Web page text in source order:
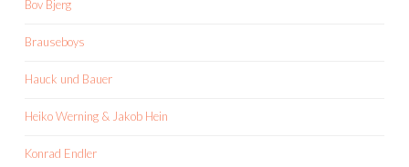
Bov Bjerg
Brauseboys
Hauck und Bauer
Heiko Werning & Jakob Hein
Konrad Endler